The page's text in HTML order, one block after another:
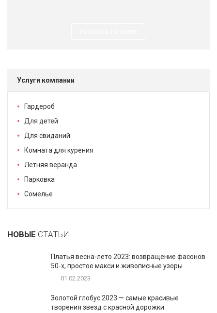
Услуги компании
Гардероб
Для детей
Для свиданий
Комната для курения
Летняя веранда
Парковка
Сомелье
НОВЫЕ СТАТЬИ
Платья весна-лето 2023: возвращение фасонов
50-х, простое макси и живописные узоры
01.02.2023
Золотой глобус 2023 — самые красивые
творения звезд с красной дорожки